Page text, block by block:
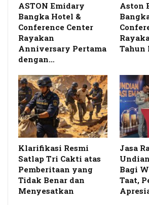
ASTON Emidary
Bangka Hotel &
Conference Center
Rayakan
Anniversary Pertama
dengan…
Aston
Tahun
Klarifikasi Resmi
Satlap Tri Cakti atas
Pemberitaan yang
Tidak Benar dan
Menyesatkan
Jasa
Bagi
Taat,